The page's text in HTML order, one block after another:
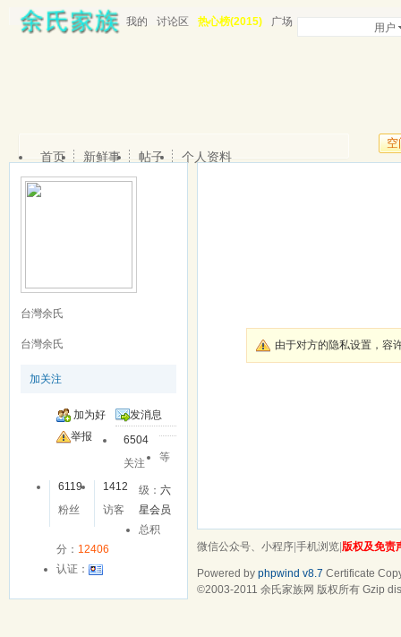
我的 讨论区 热心榜(2015) 广场 用户
空
首页 新鲜事 帖子 个人资料
台灣余氏
台灣余氏
加关注
加为好
友
发消息
举报
6504
关注
6119
粉丝
1412
访客
等
级：六
星会员
总积
分： 12406
认证：
由于对方的隐私设置，容
微信公众号、小程序 手机浏览 版权及免责
Powered by phpwind v8.7 Certificate
©2003-2011 余氏家族网 版权所有 Gzip